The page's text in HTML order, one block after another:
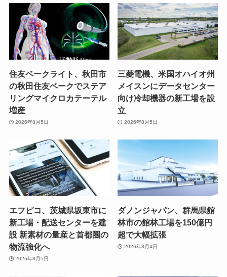
住友ベークライト、秋田市
の秋田住友ベークでステア
リングマイクロカテーテル
増産
2026年8月5日
三菱電機、米国オハイオ州
メイスンにデータセンター
向け冷却機器の新工場を設
立
2026年8月5日
エフピコ、茨城県坂東市に
新工場・配送センターを建
設 新素材の量産と首都圏の
物流強化へ
2026年8月5日
ダノンジャパン、群馬県館
林市の館林工場を150億円
超で大幅拡張
2026年8月4日